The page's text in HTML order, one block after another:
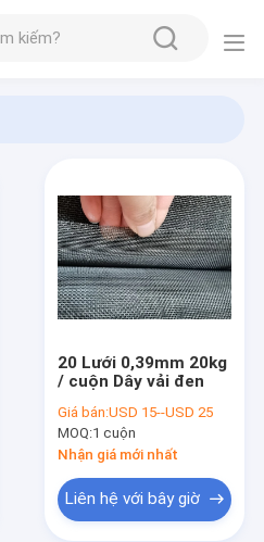
20 Lưới 0,39mm 20kg
/ cuộn Dây vải đen
Giá bán:USD 15--USD 25
MOQ:1 cuộn
Nhận giá mới nhất
Liên hệ với bây giờ